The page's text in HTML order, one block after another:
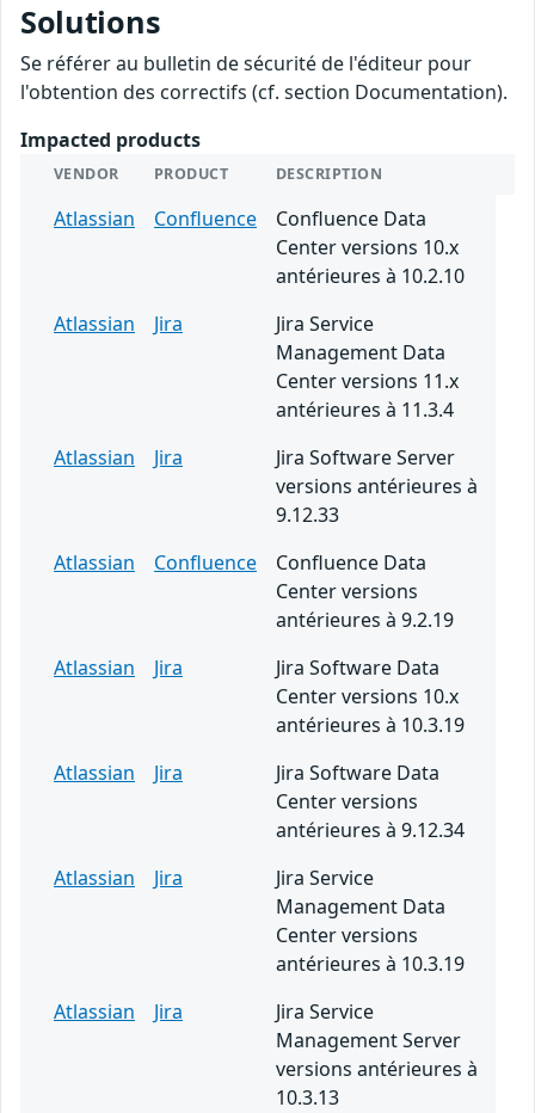
Solutions
Se référer au bulletin de sécurité de l'éditeur pour
l'obtention des correctifs (cf. section Documentation).
Impacted products
VENDOR PRODUCT DESCRIPTION
Atlassian Confluence
Confluence Data
Center versions 10.x
antérieures à 10.2.10
Atlassian
Jira
Jira Service
Management Data
Center versions 11.x
antérieures à 11.3.4
Atlassian
Jira
Jira Software Server
versions antérieures à
9.12.33
Atlassian
Confluence
Confluence Data
Center versions
antérieures à 9.2.19
Atlassian
Jira
Jira Software Data
Center versions 10.x
antérieures à 10.3.19
Atlassian
Jira
Jira Software Data
Center versions
antérieures à 9.12.34
Atlassian
Jira
Jira Service
Management Data
Center versions
antérieures à 10.3.19
Atlassian
Jira
Jira Service
Management Server
versions antérieures à
10.3.13